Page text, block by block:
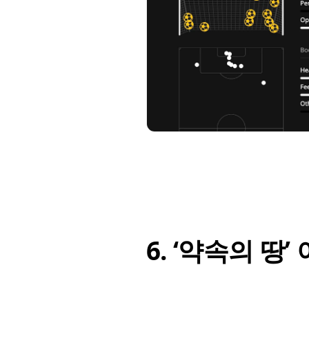
6. ‘약속의 땅’